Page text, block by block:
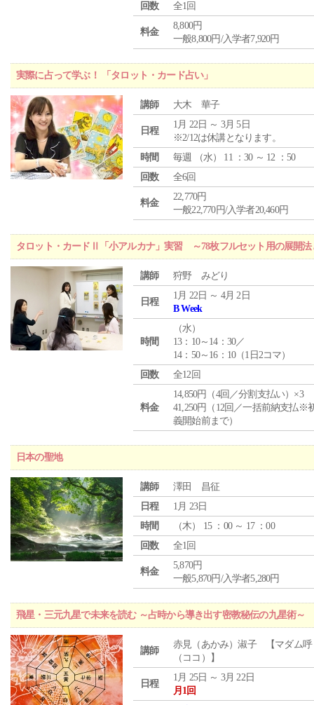
回数
全1回
料金
8,800円
一般8,800円/入学者7,920円
実際に占って学ぶ！ 「タロット・カード占い」
講師 大木 華子
日程
1月 22日 ～ 3月 5日
※2/12は休講となります。
時間
毎週 （水） 11 ：30 ～ 12 ：50
回数
全6回
料金
22,770円
一般22,770円/入学者20,460円
タロット・カードⅡ「小アルカナ」実習 ～78枚フルセット用の展開法
講師 狩野 みどり
日程
1月 22日 ～ 4月 2日
B Week
時間
（水）
13：10～14：30／
14：50～16：10（1日2コマ）
回数
全12回
料金
14,850円（4回／分割支払い）×3
41,250円（12回／一括前納支払※
義開始前まで）
日本の聖地
講師
澤田 昌征
日程
1月 23日
時間
（木） 15 ：00 ～ 17 ：00
回数
全1回
料金
5,870円
一般5,870円/入学者5,280円
飛星・三元九星で未来を読む ～占時から導き出す密教秘伝の九星術～
講師
赤見（あかみ）淑子 【マダム呼
（ココ）】
日程
1月 25日 ～ 3月 22日
月1回